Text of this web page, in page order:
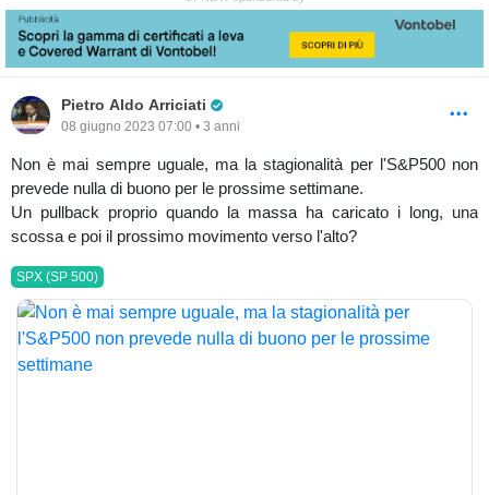
Pietro Aldo Arriciati
08 giugno 2023 07:00 • 3 anni
Non è mai sempre uguale, ma la stagionalità per l'S&P500 non
prevede nulla di buono per le prossime settimane.
Un pullback proprio quando la massa ha caricato i long, una
scossa e poi il prossimo movimento verso l'alto?
SPX (SP 500)